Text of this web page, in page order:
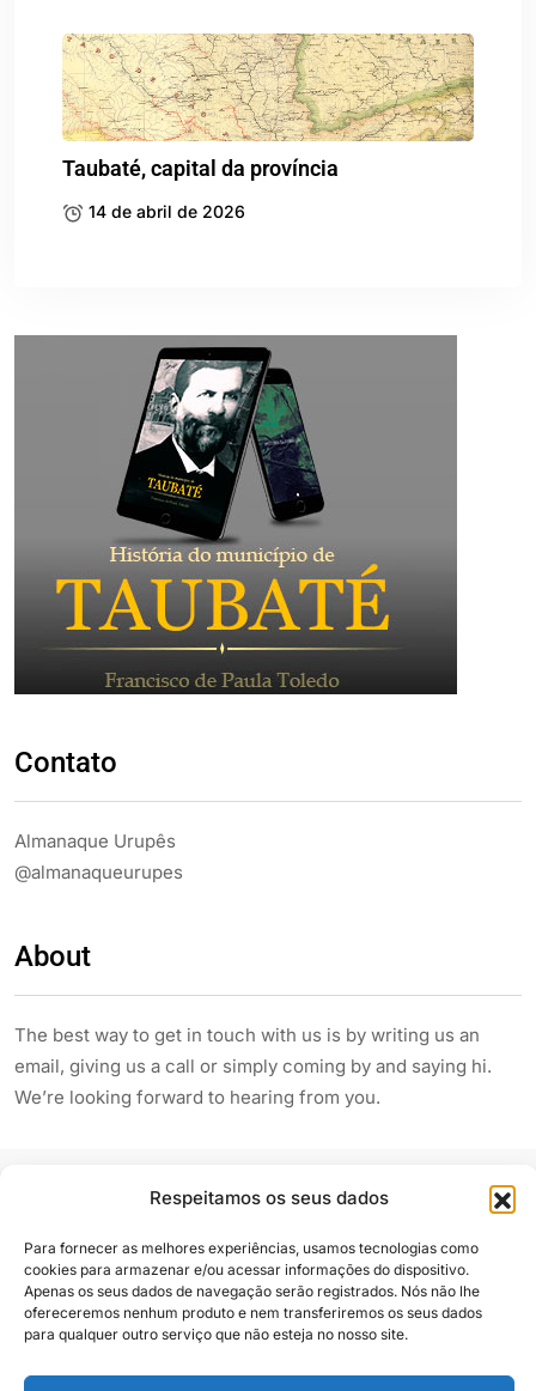
Respeitamos os seus dados
Para fornecer as melhores experiências, usamos tecnologias como
cookies para armazenar e/ou acessar informações do dispositivo.
Apenas os seus dados de navegação serão registrados. Nós não lhe
ofereceremos nenhum produto e nem transferiremos os seus dados
para qualquer outro serviço que não esteja no nosso site.
Taubaté, capital da província
14 de abril de 2026
Contato
Almanaque Urupês
@almanaqueurupes
About
The best way to get in touch with us is by writing us an
email, giving us a call or simply coming by and saying hi.
We’re looking forward to hearing from you.
Siga e compartilhe